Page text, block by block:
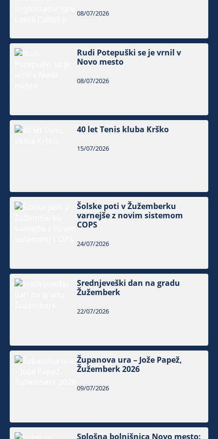
08/07/2026
Rudi Potepuški se je vrnil v
Novo mesto
08/07/2026
40 let Tenis kluba Krško
15/07/2026
Šolske poti v Žužemberku
varnejše z novim sistemom
COPS
24/07/2026
Srednjeveški dan na gradu
Žužemberk
22/07/2026
Županova ura – Jože Papež,
Žužemberk 2026
09/07/2026
Splošna bolnišnica Novo mesto: